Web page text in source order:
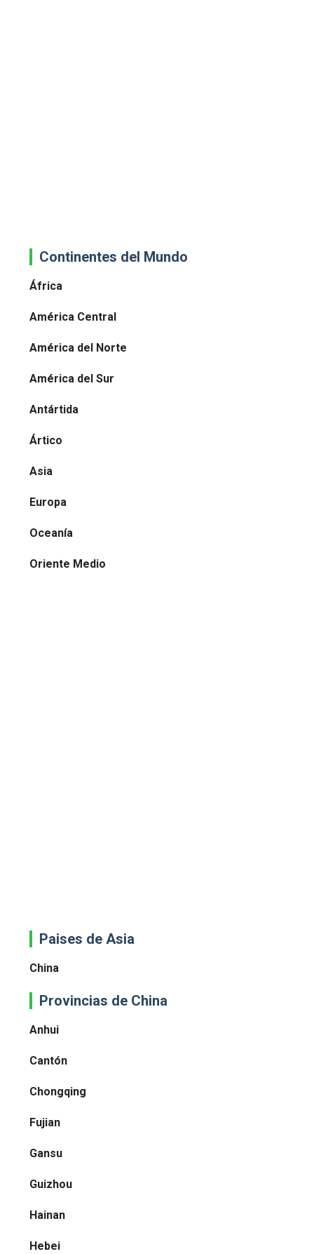
Continentes del Mundo
África
América Central
América del Norte
América del Sur
Antártida
Ártico
Asia
Europa
Oceanía
Oriente Medio
Paises de Asia
China
Provincias de China
Anhui
Cantón
Chongqing
Fujian
Gansu
Guizhou
Hainan
Hebei